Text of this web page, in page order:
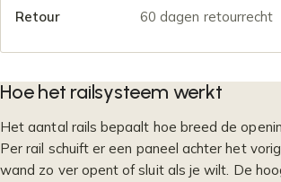
Retour 60 dagen retourrecht
Hoe het railsysteem werkt
Het aantal rails bepaalt hoe breed de
Per rail schuift er een paneel achter het
wand zo ver opent of sluit als je wilt. De